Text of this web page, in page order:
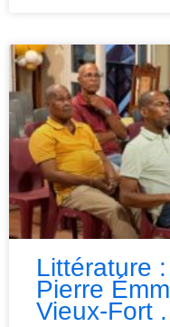
Littérature
Pierre
Vieux-Fort .